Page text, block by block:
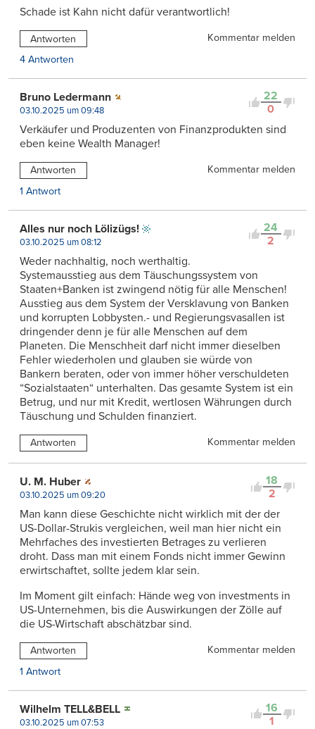
Schade ist Kahn nicht dafür verantwortlich!
Antworten
Kommentar melden
4 Antworten
22
0
Bruno Ledermann
03.10.2025 um 09:48
Verkäufer und Produzenten von Finanzprodukten sind
eben keine Wealth Manager!
Antworten
Kommentar melden
1 Antwort
24
2
Alles nur noch Lölizügs!
03.10.2025 um 08:12
Weder nachhaltig, noch werthaltig.
Systemausstieg aus dem Täuschungssystem von
Staaten+Banken ist zwingend nötig für alle Menschen!
Ausstieg aus dem System der Versklavung von Banken
und korrupten Lobbysten.- und Regierungsvasallen ist
dringender denn je für alle Menschen auf dem
Planeten. Die Menschheit darf nicht immer dieselben
Fehler wiederholen und glauben sie würde von
Bankern beraten, oder von immer höher verschuldeten
“Sozialstaaten“ unterhalten. Das gesamte System ist ein
Betrug, und nur mit Kredit, wertlosen Währungen durch
Täuschung und Schulden finanziert.
Antworten Kommentar melden
18
2
U. M. Huber
03.10.2025 um 09:20
Man kann diese Geschichte nicht wirklich mit der der
US-Dollar-Strukis vergleichen, weil man hier nicht ein
Mehrfaches des investierten Betrages zu verlieren
droht. Dass man mit einem Fonds nicht immer Gewinn
erwirtschaftet, sollte jedem klar sein.
Im Moment gilt einfach: Hände weg von investments in
US-Unternehmen, bis die Auswirkungen der Zölle auf
die US-Wirtschaft abschätzbar sind.
Antworten
Kommentar melden
1 Antwort
16
1
Wilhelm TELL&BELL
03.10.2025 um 07:53